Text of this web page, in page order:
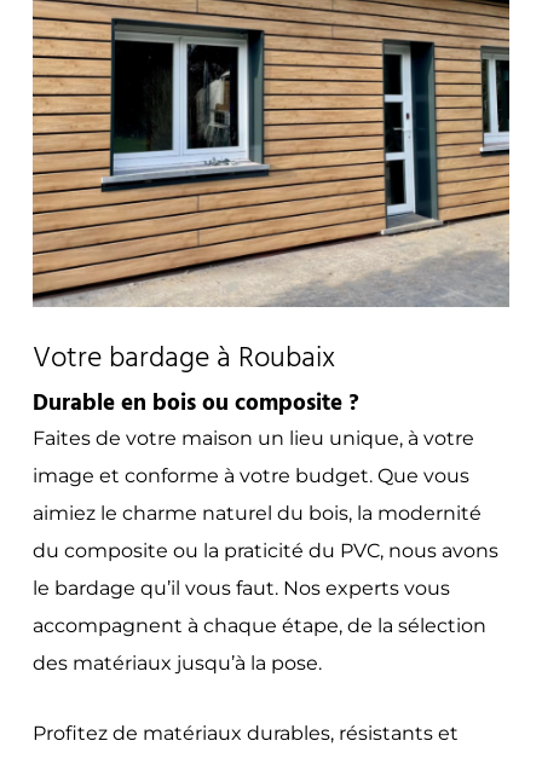
Votre bardage à Roubaix
Durable en bois ou composite ?
Faites de votre maison un lieu unique, à votre
image et conforme à votre budget. Que vous
aimiez le charme naturel du bois, la modernité
du composite ou la praticité du PVC, nous avons
le bardage qu’il vous faut. Nos experts vous
accompagnent à chaque étape, de la sélection
des matériaux jusqu’à la pose.
Profitez de matériaux durables, résistants et